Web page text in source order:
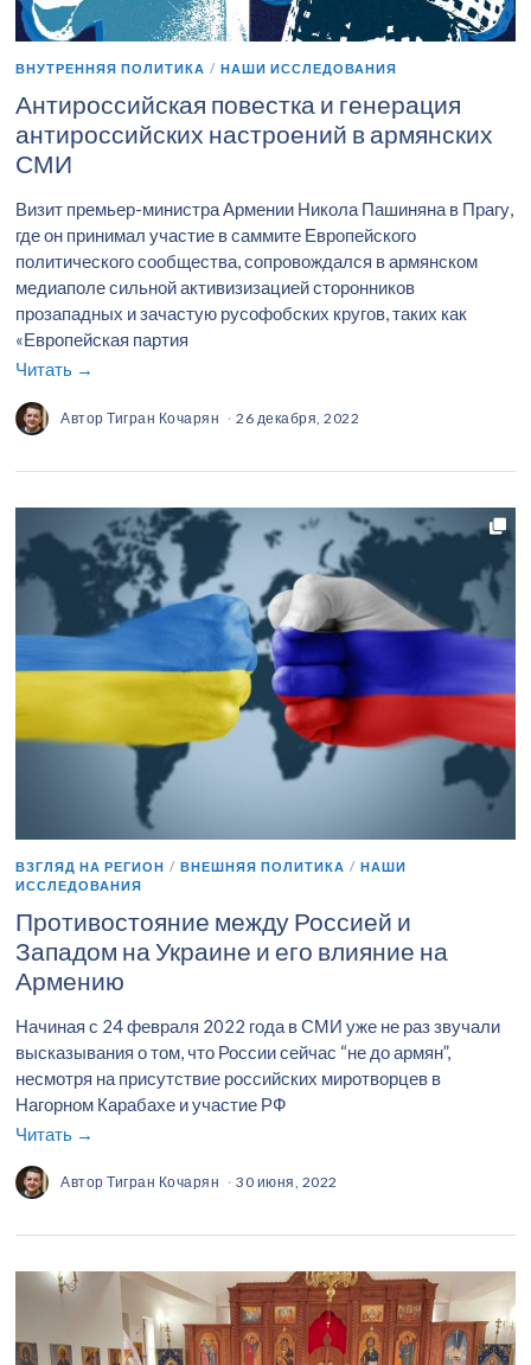
ВНУТРЕННЯЯ ПОЛИТИКА / НАШИ ИССЛЕДОВАНИЯ
Антироссийская повестка и генерация
антироссийских настроений в армянских
СМИ
Визит премьер-министра Армении Никола Пашиняна в Прагу,
где он принимал участие в саммите Европейского
политического сообщества, сопровождался в армянском
медиаполе сильной активизизацией сторонников
прозападных и зачастую русофобских кругов, таких как
«Европейская партия
Читать →
АвторТигран Кочарян 26 декабря, 2022
ВЗГЛЯД НА РЕГИОН / ВНЕШНЯЯ ПОЛИТИКА / НАШИ
ИССЛЕДОВАНИЯ
Противостояние между Россией и
Западом на Украине и его влияние на
Армению
Начиная с 24 февраля 2022 года в СМИ уже не раз звучали
высказывания о том, что России сейчас “не до армян”,
несмотря на присутствие российских миротворцев в
Нагорном Карабахе и участие РФ
Читать →
АвторТигран Кочарян 30 июня, 2022